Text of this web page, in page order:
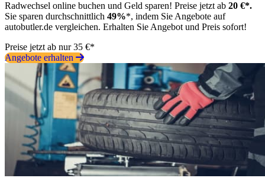
Radwechsel online buchen und Geld sparen! Preise jetzt ab 20 €*.
Sie sparen durchschnittlich 49%*, indem Sie Angebote auf
autobutler.de vergleichen. Erhalten Sie Angebot und Preis sofort!
Preise jetzt ab nur 35 €*
Angebote erhalten